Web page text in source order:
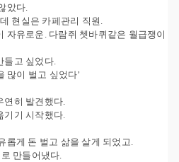
았다.
현실은 카페관리 직원.
자유로운. 다람쥐 쳇바퀴같은 월급쟁이
들고 싶었다.
많이 벌고 싶었다’
연히 발견했다.
기기 시작했다.
롭게 돈 벌고 삶을 살게 되었고.
만들어냈다.